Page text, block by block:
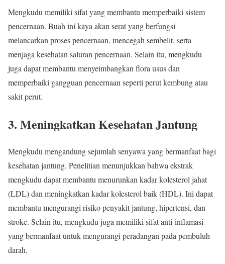
Mengkudu memiliki sifat yang membantu memperbaiki sistem
pencernaan. Buah ini kaya akan serat yang berfungsi
melancarkan proses pencernaan, mencegah sembelit, serta
menjaga kesehatan saluran pencernaan. Selain itu, mengkudu
juga dapat membantu menyeimbangkan flora usus dan
memperbaiki gangguan pencernaan seperti perut kembung atau
sakit perut.
3. Meningkatkan Kesehatan Jantung
Mengkudu mengandung sejumlah senyawa yang bermanfaat bagi
kesehatan jantung. Penelitian menunjukkan bahwa ekstrak
mengkudu dapat membantu menurunkan kadar kolesterol jahat
(LDL) dan meningkatkan kadar kolesterol baik (HDL). Ini dapat
membantu mengurangi risiko penyakit jantung, hipertensi, dan
stroke. Selain itu, mengkudu juga memiliki sifat anti-inflamasi
yang bermanfaat untuk mengurangi peradangan pada pembuluh
darah.